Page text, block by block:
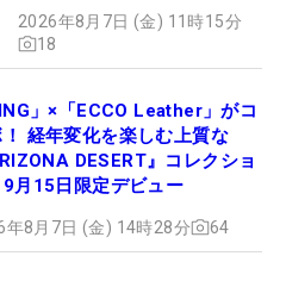
2026年8月7日 (金) 11時15分
18
」×「ECCO Leather」がコ
！ 経年変化を楽しむ上質な
DESERT』コレクショ
9月15日限定デビュー
年8月7日 (金) 14時28分 64